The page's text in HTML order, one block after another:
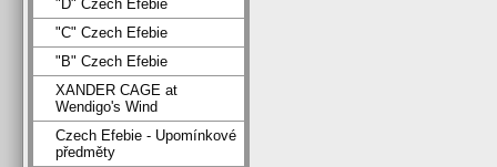
"D" Czech Efebie
"C" Czech Efebie
"B" Czech Efebie
XANDER CAGE at
Wendigo's Wind
Czech Efebie - Upomínkové
předměty